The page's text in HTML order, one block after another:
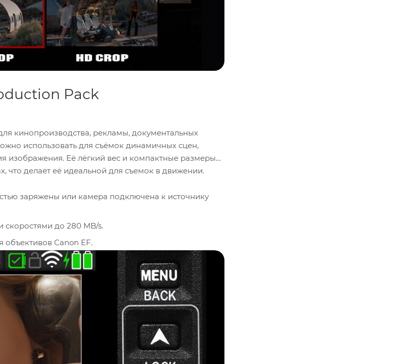
Pack
рекламы, документальных
сцен,
позволяют использовать её в дроне или ручных стабилизаторах, что делает её идеальной для съемок в движении.
подключена к источнику
Вставьте CFast 2.0 карту в слот для записи видео с высокими скоростями до 280 MB/s.
Установите объектив Canon RF или используйте адаптер для объективов Canon EF.
системы.
Используйте встроенный 2.9" сенсорный экран для настройки параметров съёмки и предварительного просмотра.
Выберите нужный формат записи (REDCODE RAW или Apple ProRes) и настройте разрешение до 6K.
на устройстве с
Начните запись, нажав на кнопку записи на корпусе камеры или через сенсорный экран.
Для изменения фокуса используйте сенсорный экран или Phase-Detect Autofocus с совместимыми объективами.